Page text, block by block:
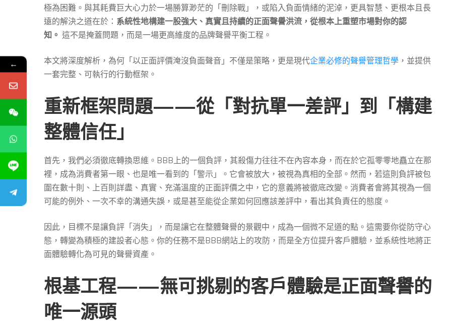
音
極為困難。與其耗費巨大心力於一場勝算渺茫的「刪除戰」，或陷入負面情緒的泥淖，更具智慧、更根本且長
遠的解決之道在於： 系統性地構建一股強大、真實且持續的正面聲譽洪流，從根本上重塑市場對你的認
知。 這不是掩蓋問題，而是一場更高維度的品牌聲譽平衡工程。
本文將深度解析，為何「以正面評價淹沒負面聲音」不僅是策略，更是現代企業必修的聲譽管理哲學 ，並提供
一套完整、可執行的行動框架。
重新框架問題——從「對抗單一差評」到「構建
整體信任」
首先，我們必須徹底轉換思維。BBB上的一個負評，其殺傷力往往不在內容本身，而在於它孤零零地矗立在那
裡，成為消費者第一眼、也是唯一看到的「警示」。它會被放大，被視為真相的全部。然而，若這則負評被包
圍在數十則、上百則詳盡、真實、充滿溫度的正面評價之中，它的意義將被徹底改變。消費者會將其視為一個
可能的例外、一次不幸的溝通失誤，或是甚至能從企業如何回應該差評中，看出其負責任的態度。
因此，目標不是讓負評「消失」，而是讓它在整體聲譽的景觀中，成為一個微不足道的點。這需要你從防守心
態，轉變為積極的建設者心態。你的任務不是BBB網站上的攻防，而是全方位提升客戶體驗，並系統性地將正
面體驗轉化為可見的聲譽資產。
根基工程——無可挑剔的客戶體驗是正面聲譽的
唯一源頭
←